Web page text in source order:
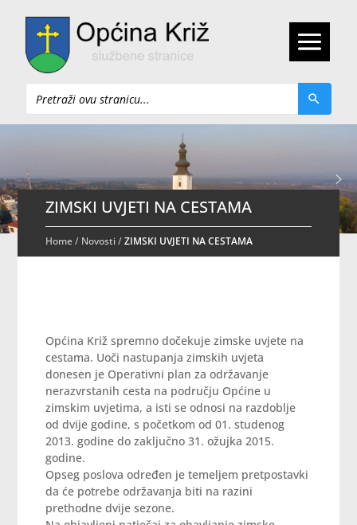
Pretraži
ZIMSKI UVJETI NA CESTAMA
Home/ Novosti/ZIMSKI UVJETI NA CESTAMA
Općina Križ spremno dočekuje zimske uvjete na
cestama. Uoči nastupanja zimskih uvjeta
donesen je Operativni plan za održavanje
nerazvrstanih cesta na području Općine u
zimskim uvjetima, a isti se odnosi na razdoblje
od dvije godine, s početkom od 01. studenog
2013. godine do zaključno 31. ožujka 2015.
godine.
Opseg poslova određen je temeljem pretpostavki
da će potrebe održavanja biti na razini
prethodne dvije sezone.